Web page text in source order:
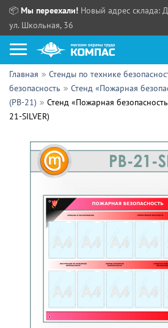
📦 Мы переехали! Новый адрес склада:
ул. Школьная, 36
Как купить?
Прайс-листы
Партнерам
Поставщикам
ПН - ЧТ:
СБ, ВС:
Главная Стенды по технике
безопасность
Стенд «Пожарная
(PB-21)
Стенд «Пожарная
21-SILVER)